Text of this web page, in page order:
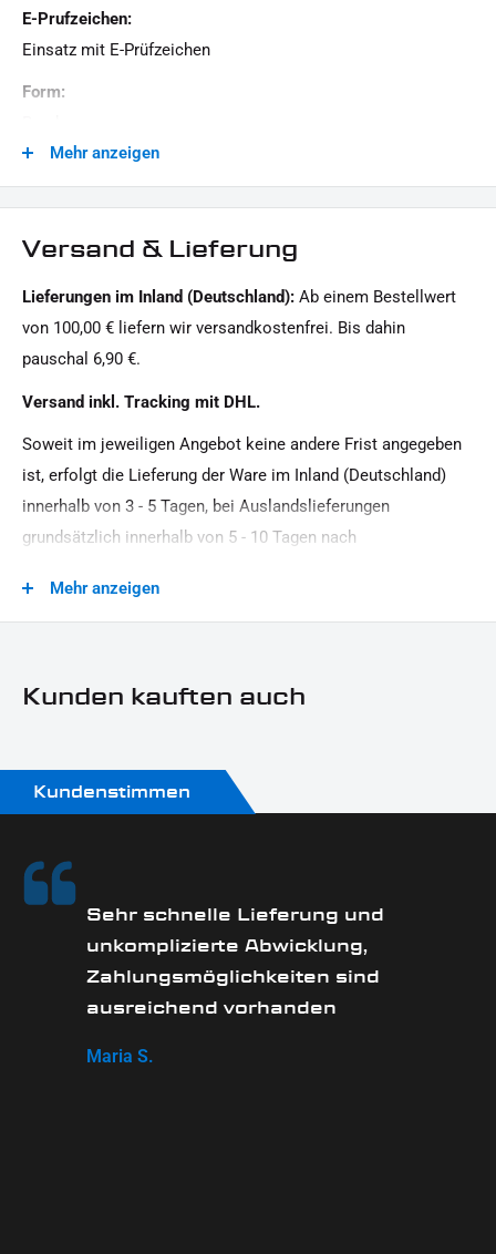
E-Prufzeichen:
Einsatz mit E-Prüfzeichen
Form:
Ø 60 x 10 mm
Aluminium, Kunststoff
Universal Modellreihe
Motorradmarke:
Pulverbeschichtet
Mehr anzeigen
Versand & Lieferung
Lieferungen im Inland (Deutschland): Ab einem Bestellwert
von 100,00 € liefern wir versandkostenfrei. Bis dahin
pauschal 6,90 €.
Versand inkl. Tracking mit DHL.
Soweit im jeweiligen Angebot keine andere Frist angegeben
ist, erfolgt die Lieferung der Ware im Inland (Deutschland)
innerhalb von 3 - 5 Tagen, bei Auslandslieferungen
grundsätzlich innerhalb von 5 - 10 Tagen nach
Zeitpunkt Ihrer Zahlungsanweisung).Beachten Sie, dass an
Mehr anzeigen
Kunden kauften auch
Kundenstimmen
Sehr schnelle Lieferung und
unkomplizierte Abwicklung,
Zahlungsmöglichkeiten sind
ausreichend vorhanden
Maria S.